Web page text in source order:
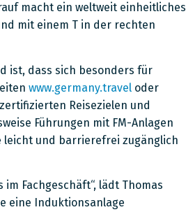
macht ein weltweit einheitliches
mit einem T in der rechten
ist, dass sich besonders für
www.germany.travel oder
Reisezielen und
Führungen mit FM-Anlagen
und barrierefrei zugänglich
Fachgeschäft“, lädt Thomas
eine Induktionsanlage